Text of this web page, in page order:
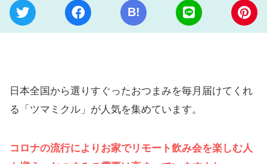
B!
日本全国から選りすぐったおつまみを毎月届けてくれ
る「ツマミクル」が人気を集めています。
コロナの流行によりお家でリモート飲み会を楽しむ人